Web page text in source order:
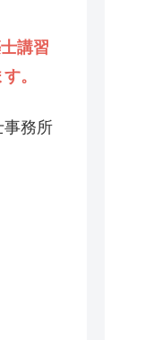
講習
。
事務所